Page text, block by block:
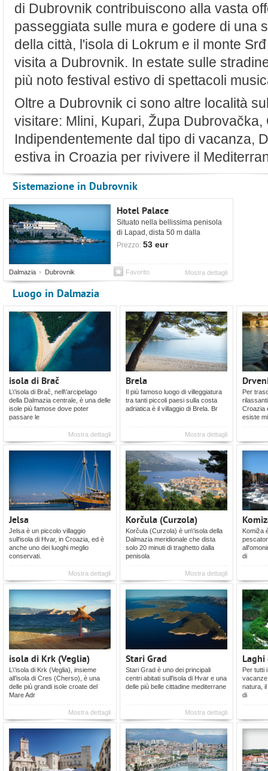
di Dubrovnik contribuiscono alla vasta
passeggiata sulle mura e godere di una
della città, l'isola di Lokrum e il monte
visita a Dubrovnik. In estate sulle
più noto festival estivo di spettacoli
Oltre a Dubrovnik ci sono altre località
visitare: Mlini, Kupari, Župa Dubrovačka,
Indipendentemente dal tipo di vacanza,
estiva in Croazia per rivivere il
Sistemazione in Dubrovnik
Hotel Palace
Situato nella bellissima penisola
di Lapad, dista 50 m dalla
spiaggia e 3 Km dal centro di
Prezzo: 53 eur
Dalmazia Dubrovnik Mostra dettagli
Favorito
Luogo in Dalmazia
isola di Brač
L\'isola di Brač, nell\'arcipelago
della Dalmazia centrale, è una delle
isole più famose dove poter
passare le
Mostra dettagli
Brela
Il più famoso luogo di villeggiatura
tra tanti piccoli paesi sulla costa
adriatica è il villaggio di Brela. Br
Mostra dettagli
Per
Croazia
esiste
Jelsa
Jelsa è un piccolo villaggio
sull'isola di Hvar, in Croazia, ed è
anche uno dei luoghi meglio
conservati.
Mostra dettagli
Korčula (Curzola)
Korčula (Curzola) è un\'isola della
Dalmazia meridionale che dista
solo 20 minuti di traghetto dalla
penisola
Mostra dettagli
Komiža
di
isola di Krk (Veglia)
L\'isola di Krk (Veglia), insieme
all’isola di Cres (Cherso), è una
delle più grandi isole croate del
Mare Adr
Mostra dettagli
Stari Grad
Stari Grad è uno dei principali
centri abitati sull'isola di Hvar e una
delle più belle cittadine mediterrane
Mostra dettagli
Per tutti
natura,
di